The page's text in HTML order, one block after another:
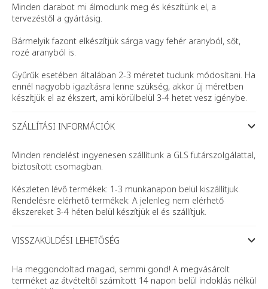
Minden darabot mi álmodunk meg és készítünk el, a
tervezéstől a gyártásig.
Bármelyik fazont elkészítjük sárga vagy fehér aranyból, sőt,
rozé aranyból is.
Gyűrűk esetében általában 2-3 méretet tudunk módosítani. Ha
ennél nagyobb igazításra lenne szükség, akkor új méretben
készítjük el az ékszert, ami körülbelül 3-4 hetet vesz igénybe.
SZÁLLÍTÁSI INFORMÁCIÓK
Minden rendelést ingyenesen szállítunk a GLS futárszolgálattal,
biztosított csomagban.
Készleten lévő termékek: 1-3 munkanapon belül kiszállítjuk.
Rendelésre elérhető termékek: A jelenleg nem elérhető
ékszereket 3-4 héten belül készítjük el és szállítjuk.
VISSZAKÜLDÉSI LEHETŐSÉG
Ha meggondoltad magad, semmi gond! A megvásárolt
terméket az átvételtől számított 14 napon belül indoklás nélkül